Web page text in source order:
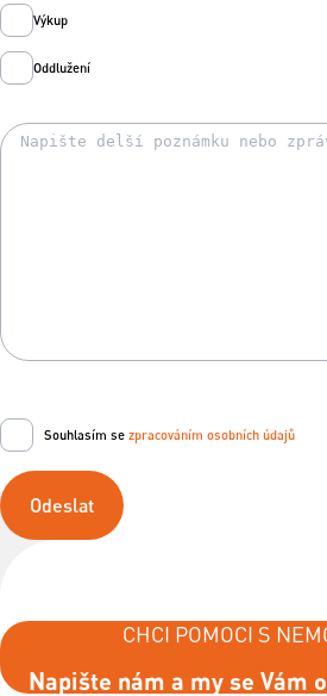
Výkup
Oddlužení
Souhlasím se zpracováním osobních údajů
Odeslat
CHCI POMOCI S
Napište nám a my se Vám